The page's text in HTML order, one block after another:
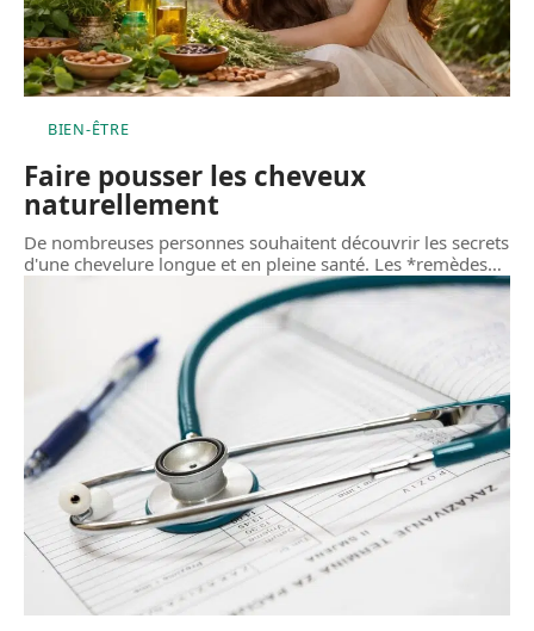
BIEN-ÊTRE
Faire pousser les cheveux
naturellement
De nombreuses personnes souhaitent découvrir les secrets
d'une chevelure longue et en pleine santé. Les *remèdes…